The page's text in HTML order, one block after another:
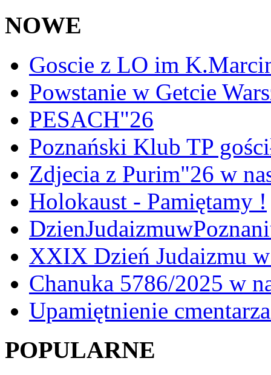
NOWE
Goscie z LO im
Powstanie w Getcie
PESACH"26
Poznański Klub TP
Zdjecia z Purim"26 w
Holokaust - Pamiętamy !
XXIX Dzień Judaizmu
Chanuka 5786/2025 w
Upamiętnienie
POPULARNE